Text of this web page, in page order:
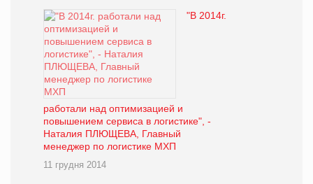
"В 2014г.
работали над оптимизацией и
повышением сервиса в логистике", -
Наталия ПЛЮЩЕВА, Главный
менеджер по логистике МХП
11 грудня 2014